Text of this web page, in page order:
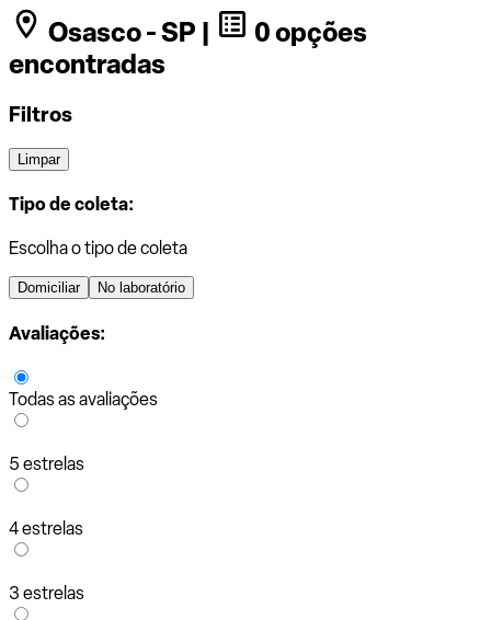
Osasco - SP |
0 opções
encontradas
Filtros
Limpar
Tipo de coleta:
Escolha o tipo de coleta
Domiciliar No laboratório
Avaliações:
Todas as avaliações
5 estrelas
4 estrelas
3 estrelas